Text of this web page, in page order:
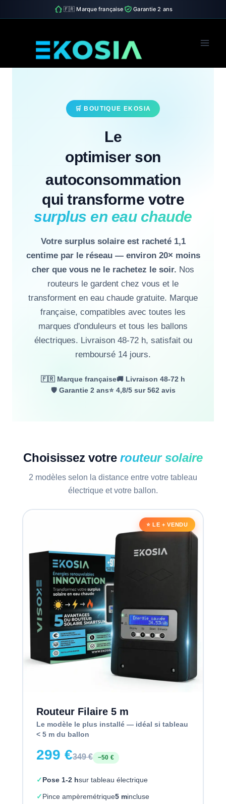
🇫🇷 Marque française Garantie 2 ans
🛒 BOUTIQUE EKOSIA
Le
optimiser son
autoconsommation
qui transforme votre
surplus en eau chaude
Votre surplus solaire est racheté 1,1
centime par le réseau — environ 20× moins
cher que vous ne le rachetez le soir. Nos
routeurs le gardent chez vous et le
transforment en eau chaude gratuite. Marque
française, compatibles avec toutes les
marques d'onduleurs et tous les ballons
électriques. Livraison 48-72 h, satisfait ou
remboursé 14 jours.
🇫🇷 Marque française🚚 Livraison 48-72 h
🛡️ Garantie 2 ans⭐ 4,8/5 sur 562 avis
Choisissez votrerouteur solaire
2 modèles selon la distance entre votre tableau
électrique et votre ballon.
⭐ LE + VENDU
Routeur Filaire 5 m
Le modèle le plus installé — idéal si tableau
< 5 m du ballon
299 €349 € −50 €
Pose 1-2 hsur tableau électrique
Pince ampèremétrique5 mincluse